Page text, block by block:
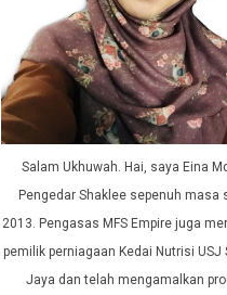
Salam Ukhuwah. Hai, saya Eina
Pengedar Shaklee sepenuh masa
2013. Pengasas MFS Empire juga
pemilik perniagaan Kedai Nutrisi USJ
Jaya dan telah mengamalkan